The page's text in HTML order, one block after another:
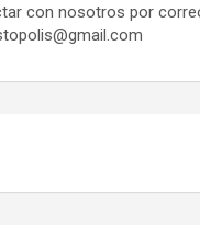
con nosotros por